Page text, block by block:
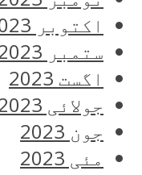
اکتوبر 2023
ستمبر 2023
اگست 2023
جولائی 2023
جون 2023
مئی 2023